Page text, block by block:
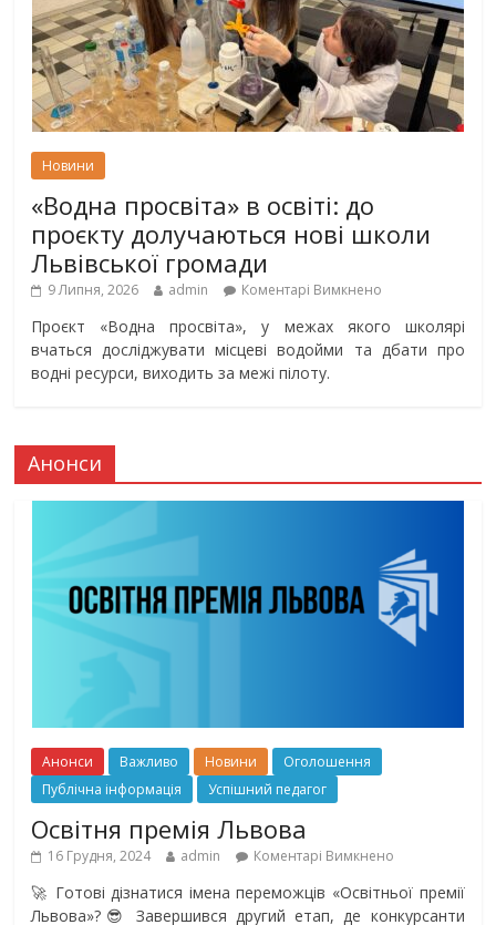
Новини
«Водна просвіта» в освіті: до
проєкту долучаються нові школи
Львівської громади
9 Липня, 2026 admin Коментарі Вимкнено
Проєкт «Водна просвіта», у межах якого школярі
вчаться досліджувати місцеві водойми та дбати про
водні ресурси, виходить за межі пілоту.
Анонси
Анонси Важливо Новини
Оголошення
Публічна інформація
Успішний педагог
Освітня премія Львова
16 Грудня, 2024 admin Коментарі Вимкнено
🚀 Готові дізнатися імена переможців «Освітньої премії
Львова»?😎 Завершився другий етап, де конкурсанти